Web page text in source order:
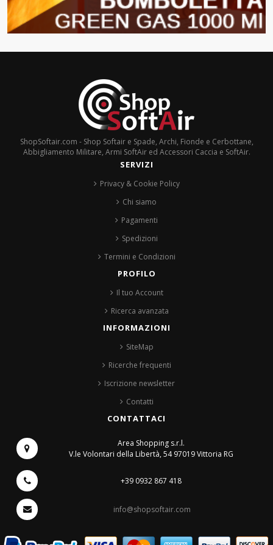
ShopSoftair.com - Shop Softair e Spade, Archi, Fionde e Cerbottane,
Abbigliamento Militare, Armi SoftAir ed Accessori Caccia e SoftAir.
SERVIZI
Privacy & Cookie Policy
Chi siamo
Pagamenti
Spedizioni
Termini e Condizioni
PROFILO
Il tuo Account
Ricerca avanzata
INFORMAZIONI
SiteMap
Ricerche frequenti
Iscrizione newsletter
Contatti
CONTATTACI
Area Shopping s.r.l.
V.le Volontari della Libertà, 5497019 Vittoria RG
+39 0932 867 418
info@shopsoftair.com